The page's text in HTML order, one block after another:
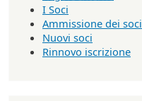
I Soci
Ammissione dei soci
Nuovi soci
Rinnovo iscrizione